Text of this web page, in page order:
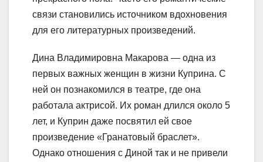
связи становились источником вдохновения
для его литературных произведений.
Дина Владимировна Макарова — одна из
первых важных женщин в жизни Куприна. С
ней он познакомился в театре, где она
работала актрисой. Их роман длился около 5
лет, и Куприн даже посвятил ей свое
произведение «Гранатовый браслет».
Однако отношения с Диной так и не привели